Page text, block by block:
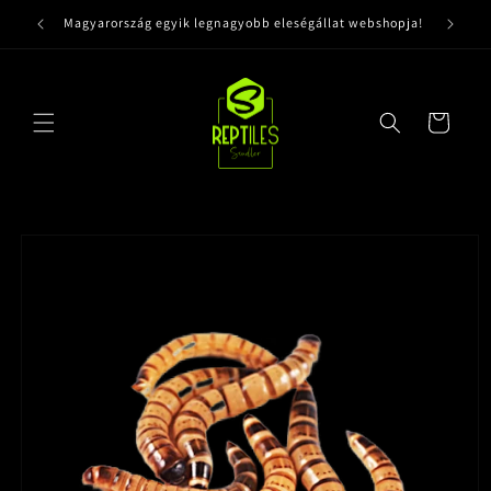
tartalomhoz
Magyarország egyik legnagyobb eleségállat webshopja!
Kosár